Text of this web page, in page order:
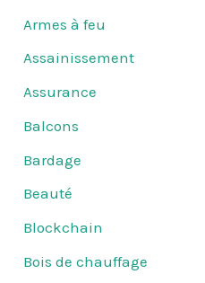
Armes à feu
Assainissement
Assurance
Balcons
Bardage
Beauté
Blockchain
Bois de chauffage